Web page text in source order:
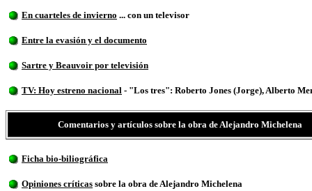
En cuarteles de invierno ... con un televisor
Entre la evasión y el documento
Sartre y Beauvoir por televisión
TV: Hoy estreno nacional - "Los tres": Roberto Jones (Jorge), Alberto
Comentarios y artículos sobre la obra de Alejandro Michelena
Ficha bio-biliográfica
Opiniones críticas sobre la obra de Alejandro Michelena